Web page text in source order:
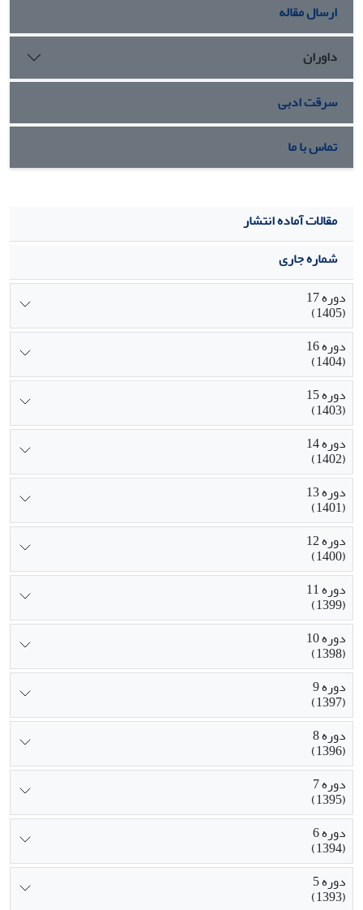
بافتی ناشی از استرس اکسیداتیو و جلوگیری از القای آپوپتوزیس
سلولی داشته باشد.
ارسال مقاله
داوران
سرقت ادبی
تماس با ما
مقالات آماده انتشار
شماره جاری
دوره 17
(1405)
دوره 16
(1404)
دوره 15
(1403)
دوره 14
(1402)
دوره 13
(1401)
دوره 12
(1400)
دوره 11
(1399)
دوره 10
(1398)
دوره 9
(1397)
دوره 8
(1396)
دوره 7
(1395)
دوره 6
(1394)
دوره 5
(1393)